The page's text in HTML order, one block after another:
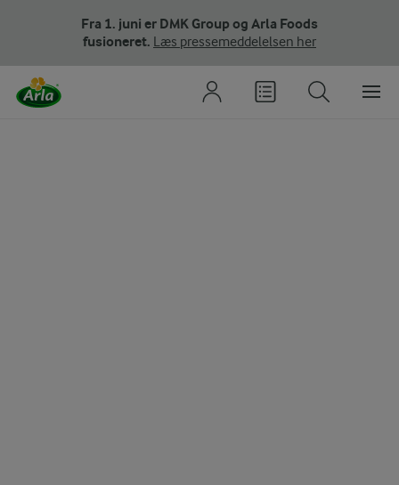
Fra 1. juni er DMK Group og Arla Foods
fusioneret. Læs pressemeddelelsen her